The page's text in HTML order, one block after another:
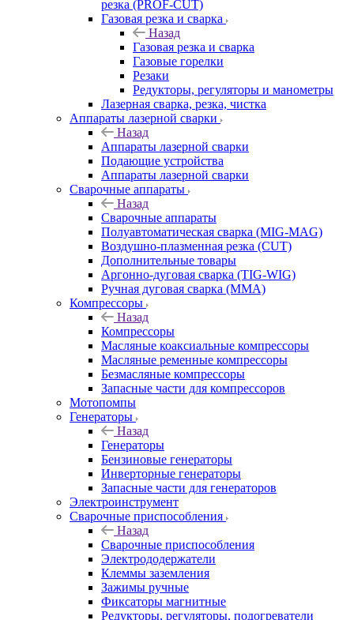
резка (PROF-CUT)
Газовая резка и сварка
Назад
Газовая резка и сварка
Газовые горелки
Резаки
Редукторы, регуляторы и манометры
Лазерная сварка, резка, чистка
Аппараты лазерной сварки
Назад
Аппараты лазерной сварки
Подающие устройства
Аппараты лазерной сварки
Сварочные аппараты
Назад
Сварочные аппараты
Полуавтоматическая сварка (MIG-MAG)
Воздушно-плазменная резка (CUT)
Дополнительные товары
Аргонно-дуговая сварка (TIG-WIG)
Ручная дуговая сварка (MMA)
Компрессоры
Назад
Компрессоры
Масляные коаксиальные компрессоры
Масляные ременные компрессоры
Безмасляные компрессоры
Запасные части для компрессоров
Мотопомпы
Генераторы
Назад
Генераторы
Бензиновые генераторы
Инверторные генераторы
Запасные части для генераторов
Электроинструмент
Сварочные приспособления
Назад
Сварочные приспособления
Электрододержатели
Клеммы заземления
Зажимы ручные
Фиксаторы магнитные
Редукторы, регуляторы, подогреватели